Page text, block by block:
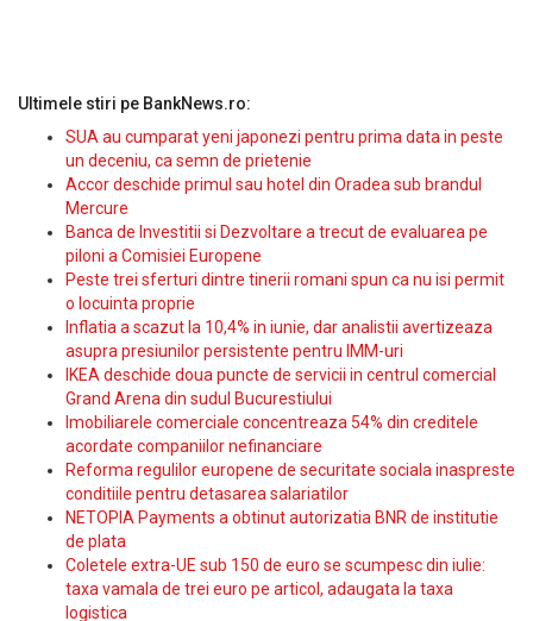
Ultimele stiri pe BankNews.ro:
SUA au cumparat yeni japonezi pentru prima data in peste
un deceniu, ca semn de prietenie
Accor deschide primul sau hotel din Oradea sub brandul
Mercure
Banca de Investitii si Dezvoltare a trecut de evaluarea pe
piloni a Comisiei Europene
Peste trei sferturi dintre tinerii romani spun ca nu isi permit
o locuinta proprie
Inflatia a scazut la 10,4% in iunie, dar analistii avertizeaza
asupra presiunilor persistente pentru IMM-uri
IKEA deschide doua puncte de servicii in centrul comercial
Grand Arena din sudul Bucurestiului
Imobiliarele comerciale concentreaza 54% din creditele
acordate companiilor nefinanciare
Reforma regulilor europene de securitate sociala inaspreste
conditiile pentru detasarea salariatilor
NETOPIA Payments a obtinut autorizatia BNR de institutie
de plata
Coletele extra-UE sub 150 de euro se scumpesc din iulie:
taxa vamala de trei euro pe articol, adaugata la taxa
logistica